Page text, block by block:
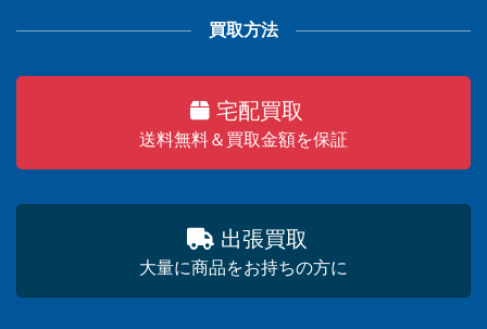
買取方法
宅配買取
送料無料＆買取金額を保証
出張買取
大量に商品をお持ちの方に